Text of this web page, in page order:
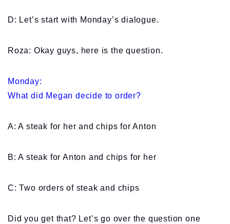
D: Let’s start with Monday’s dialogue.
Roza: Okay guys, here is the question.
Monday:
What did Megan decide to order?
A: A steak for her and chips for Anton
B: A steak for Anton and chips for her
C: Two orders of steak and chips
Did you get that? Let’s go over the question one